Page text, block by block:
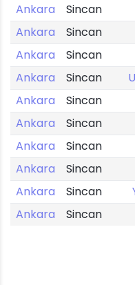
Ankara Sincan
Ankara
Sincan
Ankara
Sincan
Ankara
Sincan
Ankara
Sincan
Ankara
Sincan
Ankara
Sincan
Ankara
Sincan
Ankara
Sincan
Ankara
Sincan